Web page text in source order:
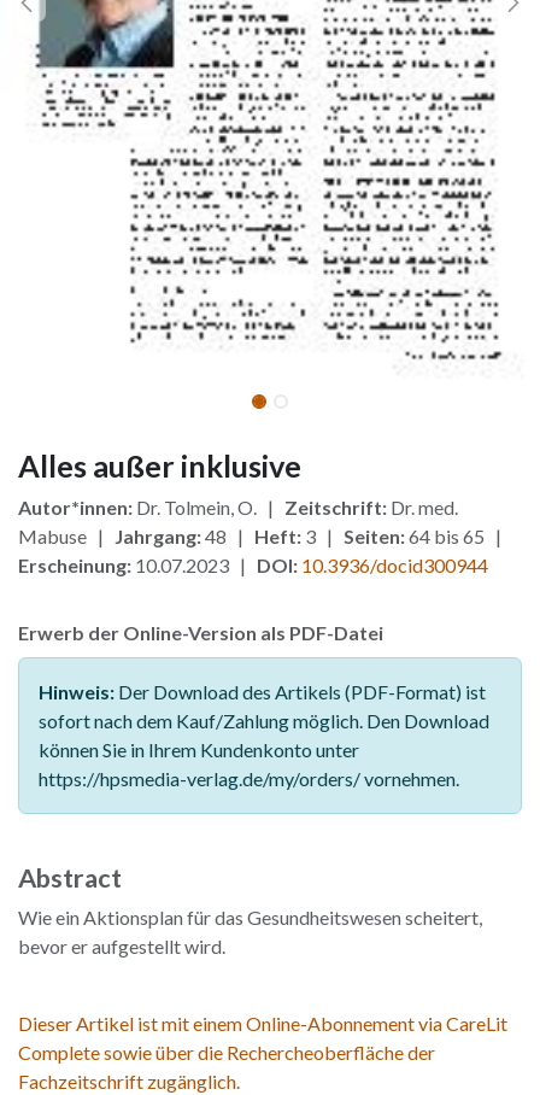
Alles außer inklusive
Autor*innen: Dr. Tolmein, O. | Zeitschrift: Dr. med.
Mabuse | Jahrgang:48 | Heft: 3 | Seiten:64 bis 65 |
Erscheinung: 10.07.2023 | DOI: 10.3936/docid300944
Erwerb der Online-Version als PDF-Datei
Hinweis: Der Download des Artikels (PDF-Format) ist
sofort nach dem Kauf/Zahlung möglich. Den Download
können Sie in Ihrem Kundenkonto unter
https://hpsmedia-verlag.de/my/orders/ vornehmen.
Abstract
Wie ein Aktionsplan für das Gesundheitswesen scheitert,
bevor er aufgestellt wird.
Dieser Artikel ist mit einem Online-Abonnement via CareLit
Complete sowie über die Rechercheoberfläche der
Fachzeitschrift zugänglich.